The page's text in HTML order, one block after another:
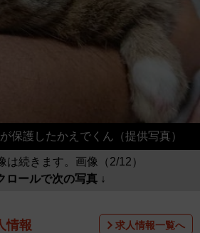
保護したかえでくん（提供写真）
は続きます。画像（2/12）
ロールで次の写真 ↓
情報 求人情報一覧へ